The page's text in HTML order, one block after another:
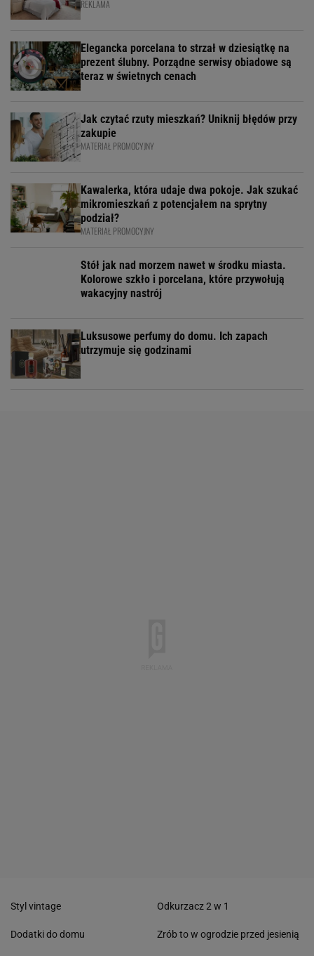
REKLAMA
Elegancka porcelana to strzał w dziesiątkę na
prezent ślubny. Porządne serwisy obiadowe są
teraz w świetnych cenach
Jak czytać rzuty mieszkań? Uniknij błędów przy
zakupie
MATERIAŁ PROMOCYJNY
Kawalerka, która udaje dwa pokoje. Jak szukać
mikromieszkań z potencjałem na sprytny
podział?
MATERIAŁ PROMOCYJNY
Stół jak nad morzem nawet w środku miasta.
Kolorowe szkło i porcelana, które przywołują
wakacyjny nastrój
Luksusowe perfumy do domu. Ich zapach
utrzymuje się godzinami
Styl vintage
Dodatki do domu
Odkurzacz 2 w 1
Zrób to w ogrodzie przed jesienią